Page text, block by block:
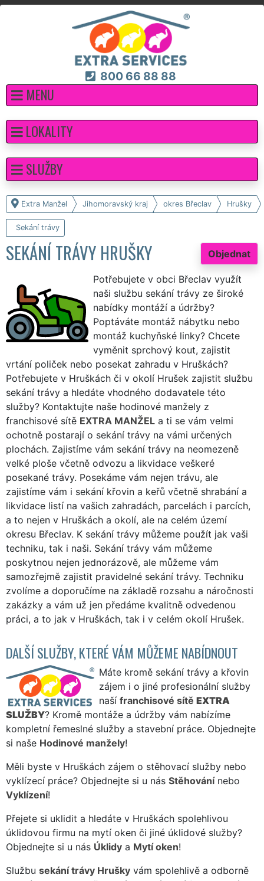
800 66 88 88
MENU
Extra Manžel Jihomoravský kraj okres Břeclav Hrušky
Sekání trávy
Objednat
SEKÁNÍ TRÁVY HRUŠKY
Potřebujete v obci Břeclav využít
naši službu sekání trávy ze široké
nabídky montáží a údržby?
Poptáváte montáž nábytku nebo
montáž kuchyňské linky? Chcete
vyměnit sprchový kout, zajistit
vrtání poliček nebo posekat zahradu v Hruškách?
Potřebujete v Hruškách či v okolí Hrušek zajistit službu
sekání trávy a hledáte vhodného dodavatele této
služby? Kontaktujte naše hodinové manžely z
franchisové sítě EXTRA MANŽEL a ti se vám velmi
ochotně postarají o sekání trávy na vámi určených
plochách. Zajistíme vám sekání trávy na neomezeně
velké ploše včetně odvozu a likvidace veškeré
posekané trávy. Posekáme vám nejen trávu, ale
zajistíme vám i sekání křovin a keřů včetně shrabání a
likvidace listí na vašich zahradách, parcelách i parcích,
a to nejen v Hruškách a okolí, ale na celém území
okresu Břeclav. K sekání trávy můžeme použít jak vaši
techniku, tak i naši. Sekání trávy vám můžeme
poskytnou nejen jednorázově, ale můžeme vám
samozřejmě zajistit pravidelné sekání trávy. Techniku
zvolíme a doporučíme na základě rozsahu a náročnosti
zakázky a vám už jen předáme kvalitně odvedenou
práci, a to jak v Hruškách, tak i v celém okolí Hrušek.
DALŠÍ SLUŽBY, KTERÉ VÁM MŮŽEME NABÍDNOUT
Máte kromě sekání trávy a křovin
zájem i o jiné profesionální služby
naší franchisové sítě EXTRA
SLUŽBY? Kromě montáže a údržby vám nabízíme
kompletní řemeslné služby a stavební práce. Objednejte
si naše Hodinové manžely!
Měli byste v Hruškách zájem o stěhovací služby nebo
vyklízecí práce? Objednejte si u nás Stěhovánínebo
Vyklízení!
Přejete si uklidit a hledáte v Hruškách spolehlivou
úklidovou firmu na mytí oken či jiné úklidové služby?
Objednejte si u nás Úklidy a Mytí oken!
Službu sekání trávy Hrušky vám spolehlivě a odborně
LOKALITY
SLUŽBY